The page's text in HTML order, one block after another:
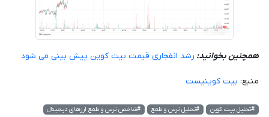
همچنین بخوانید: رشد انفجاری قیمت بیت کوین پیش بینی می شود
منبع: بیت کوینیست
#تحلیل بیت کوین #تحلیل ترس و طمع
#شاخص ترس و طمع ارزهای دیجیتال